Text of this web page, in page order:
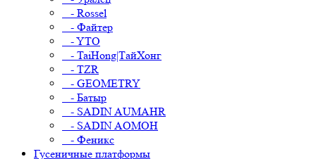
- Rossel
- Файтер
- YTO
- TaiHong|ТайХонг
- TZR
- GEOMETRY
- Батыр
- SADIN AUMAHR
- SADIN AOMOH
- Феникс
Гусеничные платформы